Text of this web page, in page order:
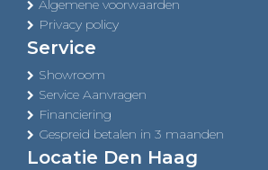
Algemene voorwaarden
Privacy policy
Service
Showroom
Service Aanvragen
Financiering
Gespreid betalen in 3 maanden
Locatie Den Haag